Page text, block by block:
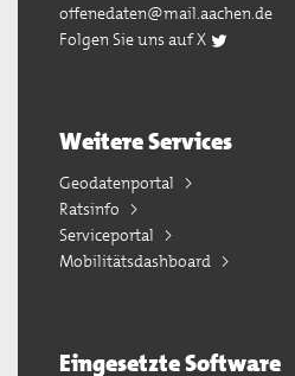
offenedaten@mail.aachen.de
Folgen Sie uns auf X
Weitere Services
Geodatenportal
Ratsinfo
Serviceportal
Mobilitätsdashboard
Eingesetzte Software